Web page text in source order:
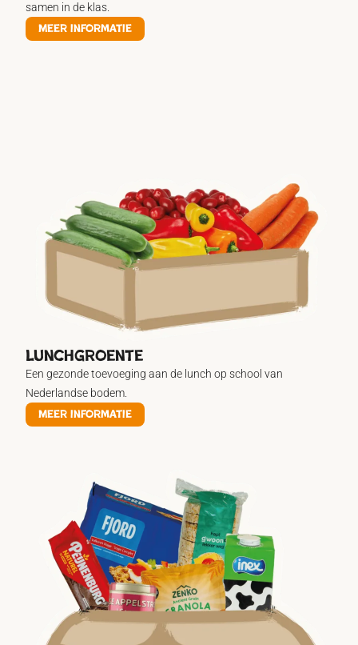
samen in de klas.
Meer informatie
lunchgroente
Een gezonde toevoeging aan de lunch op school van
Nederlandse bodem.
Meer informatie